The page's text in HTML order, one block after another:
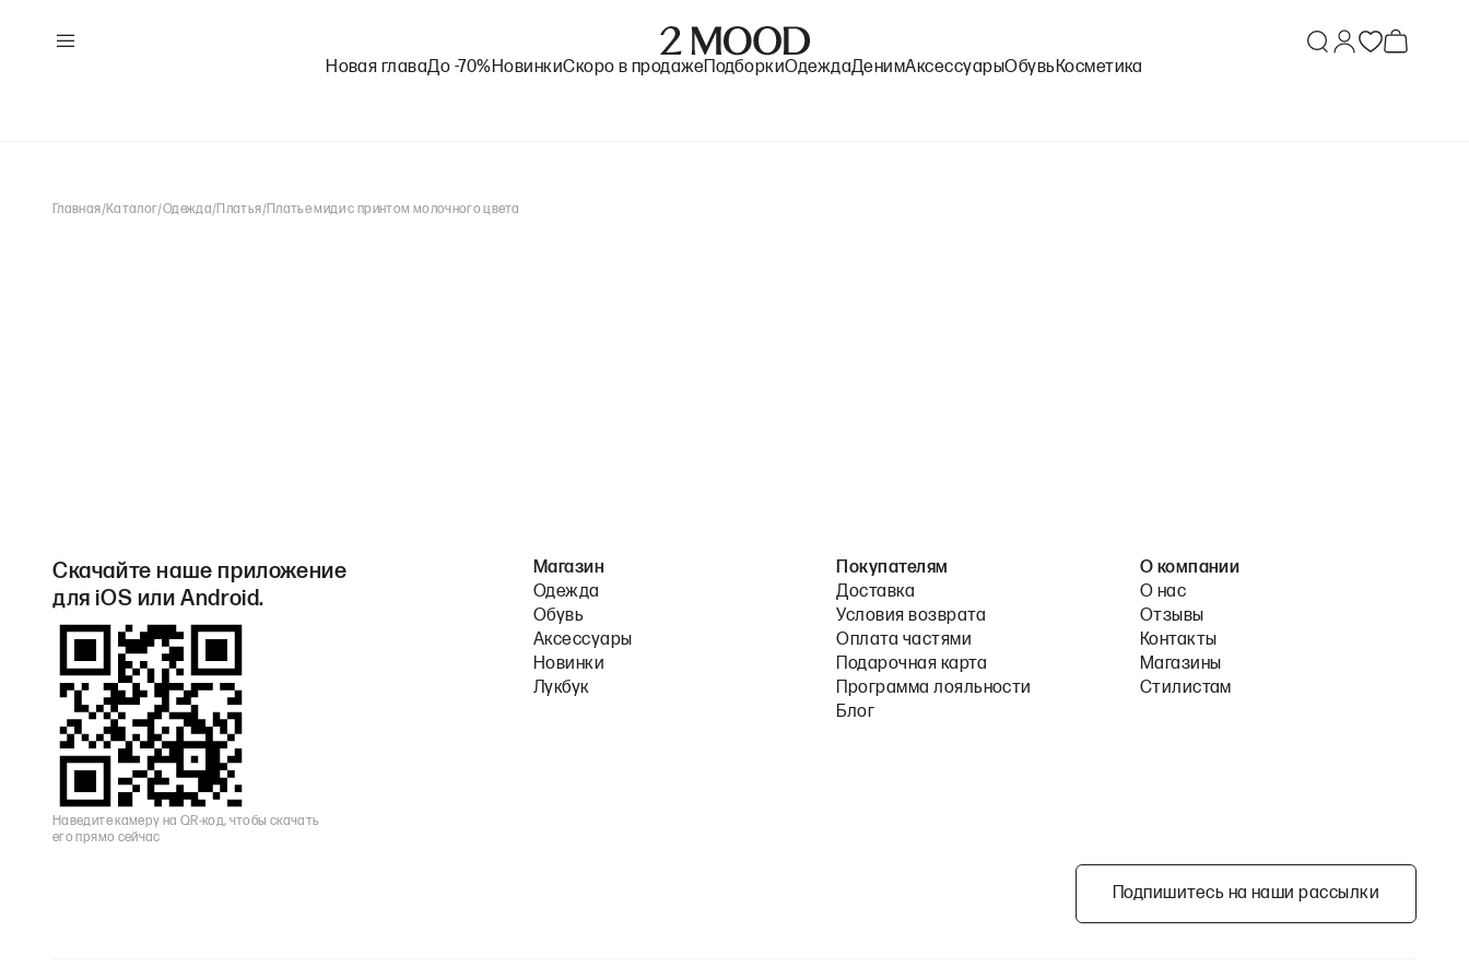
Новая главаДо -70%НовинкиСкоро в продаже ПодборкиОдеждаДенимАксессуарыОбувь Косметика
Главная/Каталог/Одежда/ Платья/Платье миди с принтом молочного цвета
Скачайте наше приложение
для iOS или Android.
Наведите камеру на QR-код, чтобы скачать
его прямо сейчас
Магазин
Одежда
Обувь
Аксессуары
Новинки
Лукбук
Покупателям
Доставка
Условия возврата
Оплата частями
Подарочная карта
Программа лояльности
Блог
О компании
О нас
Отзывы
Контакты
Магазины
Стилистам
Подпишитесь на наши рассылки